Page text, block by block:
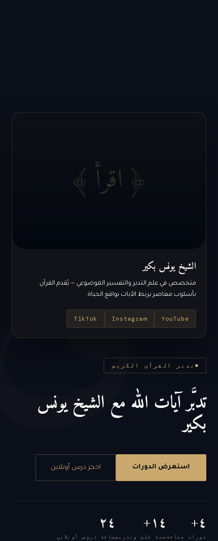
تدبر القرآن الكريم
تدبَّر آيات الله مع الشيخ يونس
بكير
استعرض الدورات احجز درس أونلاين
٤+
دورات متاحة
١٤+
سنة علم وتدريس
٢٤
ساعة دروس أونلاين
﴿ اقرأ ﴾
الشيخ يونس بكير
متخصص في علم التدبر والتفسير الموضوعي — يُقدم القرآن
بأسلوب معاصر يربط الآيات بواقع الحياة.
YouTube
Instagram
TikTok